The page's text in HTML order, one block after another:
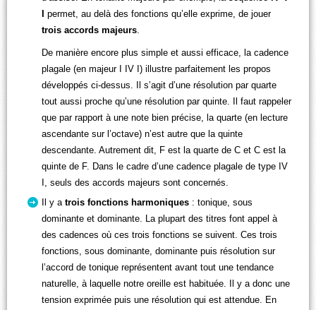
permet, au delà des fonctions qu’elle exprime, de jouer
trois accords majeurs.
De manière encore plus simple et aussi efficace, la cadence
plagale (en majeur I IV I) illustre parfaitement les propos
développés ci-dessus. Il s’agit d’une résolution par quarte
tout aussi proche qu’une résolution par quinte. Il faut rappeler
que par rapport à une note bien précise, la quarte (en lecture
ascendante sur l’octave) n’est autre que la quinte
descendante. Autrement dit, F est la quarte de C et C est la
quinte de F. Dans le cadre d’une cadence plagale de type IV
I, seuls des accords majeurs sont concernés.
Il y atrois fonctions harmoniques : tonique, sous
dominante et dominante. La plupart des titres font appel à
des cadences où ces trois fonctions se suivent. Ces trois
fonctions, sous dominante, dominante puis résolution sur
l’accord de tonique représentent avant tout une tendance
naturelle, à laquelle notre oreille est habituée. Il y a donc une
tension exprimée puis une résolution qui est attendue. En